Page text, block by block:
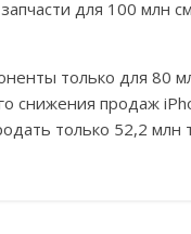
для 100 млн
только для 80
снижения продаж
только 52,2